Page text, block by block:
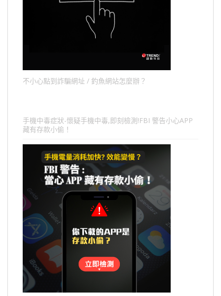
不小心點到詐騙網址 / 釣魚網站怎麼辦？
手機中毒症狀-懷疑手機中毒,即刻檢測!FBI 警告小心APP
藏有存款小偷！